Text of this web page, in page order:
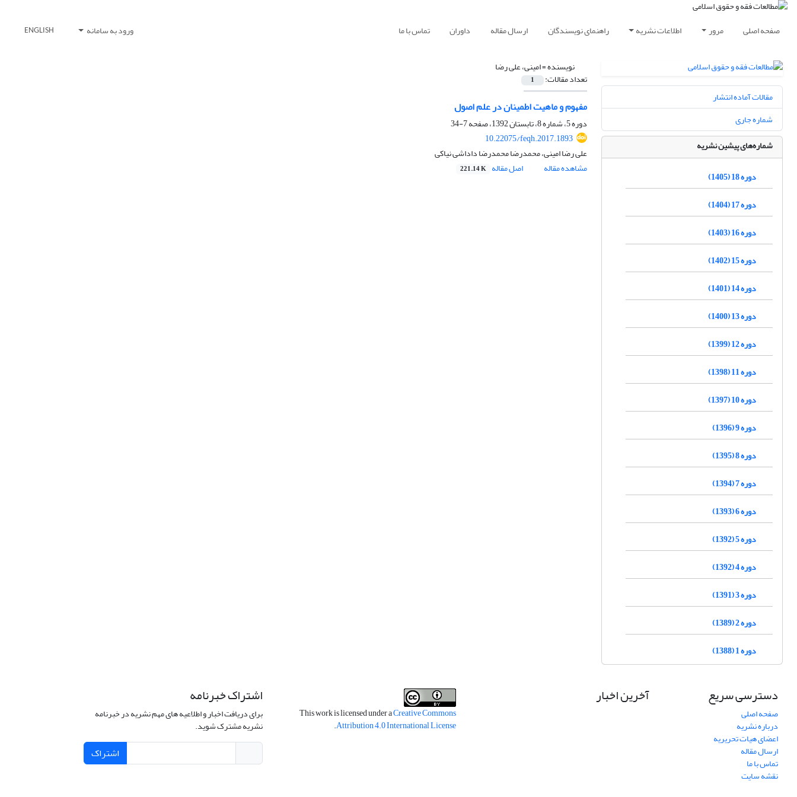
صفحه اصلی مرور اطلاعات نشریه راهنمای نویسندگان ارسال مقاله داوران تماس با ما ورود به سامانه ENGLISH
نویسنده =امینی، علی رضا
تعداد مقالات: 1
مفهوم و ماهیت اطمینان در علم اصول
دوره 5، شماره 8، تابستان 1392، صفحه
7-34
10.22075/feqh.2017.1893
علی رضا امینی، محمدرضا محمدرضا داداشی نیاکی
مشاهده مقاله
اصل مقاله 221.14 K
مقالات آماده انتشار
شماره جاری
شماره‌های پیشین نشریه
دوره 18 (1405)
دوره 17 (1404)
دوره 16 (1403)
دوره 15 (1402)
دوره 14 (1401)
دوره 13 (1400)
دوره 12 (1399)
دوره 11 (1398)
دوره 10 (1397)
دوره 9 (1396)
دوره 8 (1395)
دوره 7 (1394)
دوره 6 (1393)
دوره 5 (1392)
دوره 4 (1392)
دوره 3 (1391)
دوره 2 (1389)
دوره 1 (1388)
دسترسی سریع
صفحه اصلی
درباره نشریه
اعضای هیات تحریریه
ارسال مقاله
تماس با ما
نقشه سایت
آخرین اخبار
This work is licensed under aCreative Commons
Attribution 4.0 International License
.
اشتراک خبرنامه
برای دریافت اخبار و اطلاعیه های مهم نشریه در خبرنامه
نشریه مشترک شوید.
اشتراک